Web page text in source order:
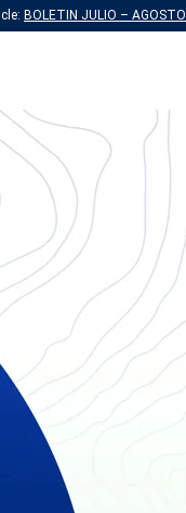
BOLETIN JULIO – AGOSTO